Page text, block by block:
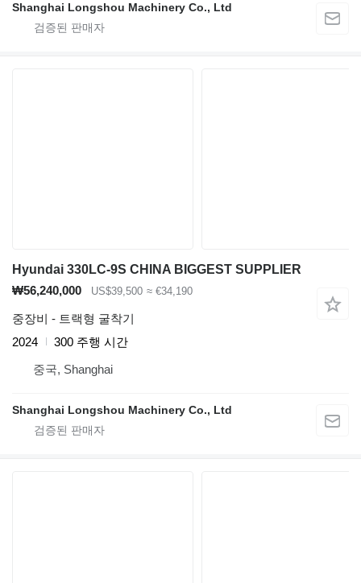
Shanghai Longshou Machinery Co., Ltd
Hyundai 330LC-9S CHINA BIGGEST SUPPLIER
₩56,240,000
US$39,500 ≈ €34,190
중장비 - 트랙형 굴착기
2024
300 주행 시간
중국, Shanghai
Shanghai Longshou Machinery Co., Ltd